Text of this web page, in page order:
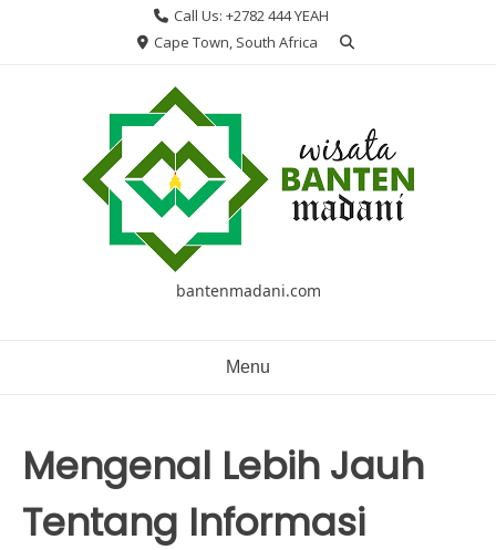
Call Us: +2782 444 YEAH
Cape Town, South Africa
bantenmadani.com
Menu
Mengenal Lebih Jauh
Tentang Informasi